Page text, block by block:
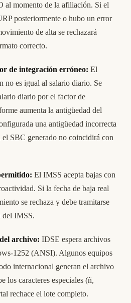
al momento de la afiliación. Si el
posteriormente o hubo un error
de alta se rechazará
correcto.
de integración erróneo: El
no es igual al salario diario. Se
diario por el factor de
aumenta la antigüedad del
una antigüedad incorrecta
SBC generado no coincidirá con
El IMSS acepta bajas con
Si la fecha de baja real
se rechaza y debe tramitarse
del IMSS.
archivo: IDSE espera archivos
1252 (ANSI). Algunos equipos
internacional generan el archivo
los caracteres especiales (ñ,
rechace el lote completo.